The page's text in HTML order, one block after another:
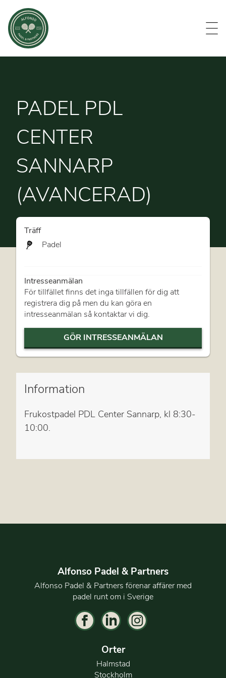
Evenemang
PADEL PDL
CENTER
SANNARP
(AVANCERAD)
Information
Frukostpadel PDL Center Sannarp, kl 8:30-
10:00.
Träff
Padel
Intresseanmälan
För tillfället finns det inga tillfällen för dig att
registrera dig på men du kan göra en
intresseanmälan så kontaktar vi dig.
GÖR INTRESSEANMÄLAN
Alfonso Padel & Partners
Alfonso Padel & Partners förenar affärer med
padel runt om i Sverige
Orter
Halmstad
Stockholm